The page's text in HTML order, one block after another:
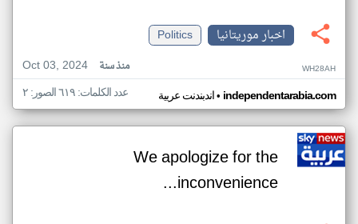
اخبار موريتانيا
Politics
Oct 03, 2024
منذ سنة WH28AH
اندبندنت عربية• independentarabia.com عدد الكلمات: ٦١٩ الصور: ٢
We apologize for the
inconvenience...